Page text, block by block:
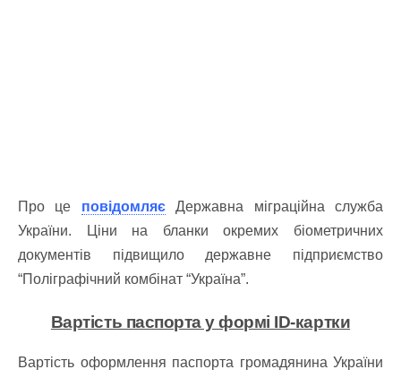
Про це повідомляєДержавна міграційна служба
України.
Ціни на бланки окремих біометричних
документів підвищило державне підприємство
“Поліграфічний комбінат “Україна”.
Вартість паспорта у формі ID-картки
Вартість оформлення паспорта громадянина України